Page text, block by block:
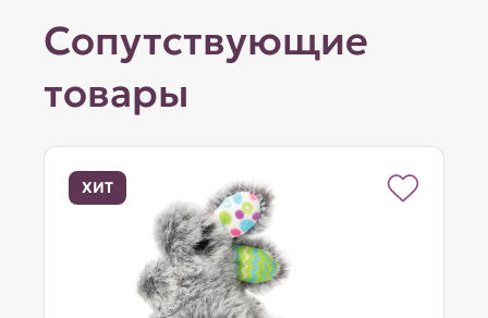
Сопутствующие
товары
ХИТ